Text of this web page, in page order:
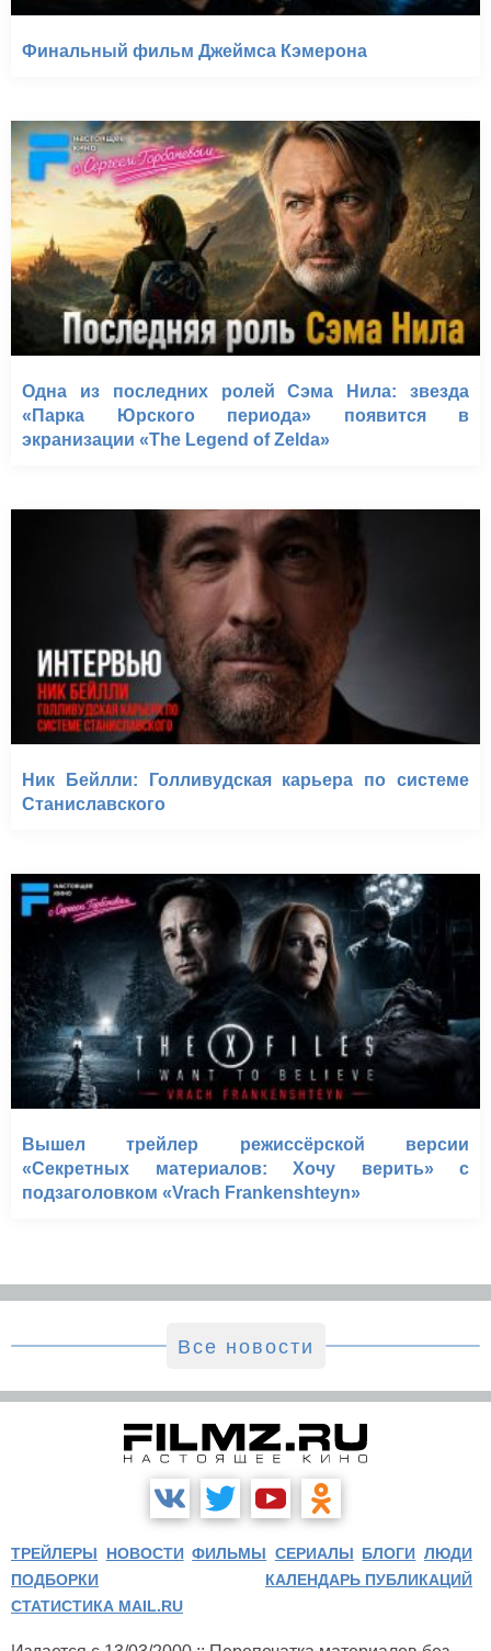
Финальный фильм Джеймса Кэмерона
Одна из последних ролей Сэма Нила: звезда
«Парка Юрского периода» появится в
экранизации «The Legend of Zelda»
Ник Бейлли: Голливудская карьера по системе
Станиславского
Вышел трейлер режиссёрской версии
«Секретных материалов: Хочу верить» с
подзаголовком «Vrach Frankenshteyn»
Все новости
ТРЕЙЛЕРЫ НОВОСТИ ФИЛЬМЫ СЕРИАЛЫ БЛОГИ ЛЮДИ
ПОДБОРКИ
КАЛЕНДАРЬ ПУБЛИКАЦИЙ
СТАТИСТИКА MAIL.RU